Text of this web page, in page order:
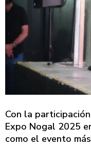
Con la
Expo Nogal 2025
como el evento